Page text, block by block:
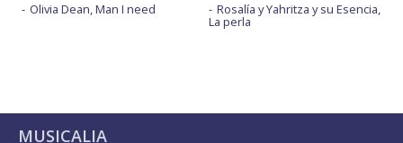
Olivia Dean, Man I need Rosalía y Yahritza y su Esencia,
La perla
MUSICALIA